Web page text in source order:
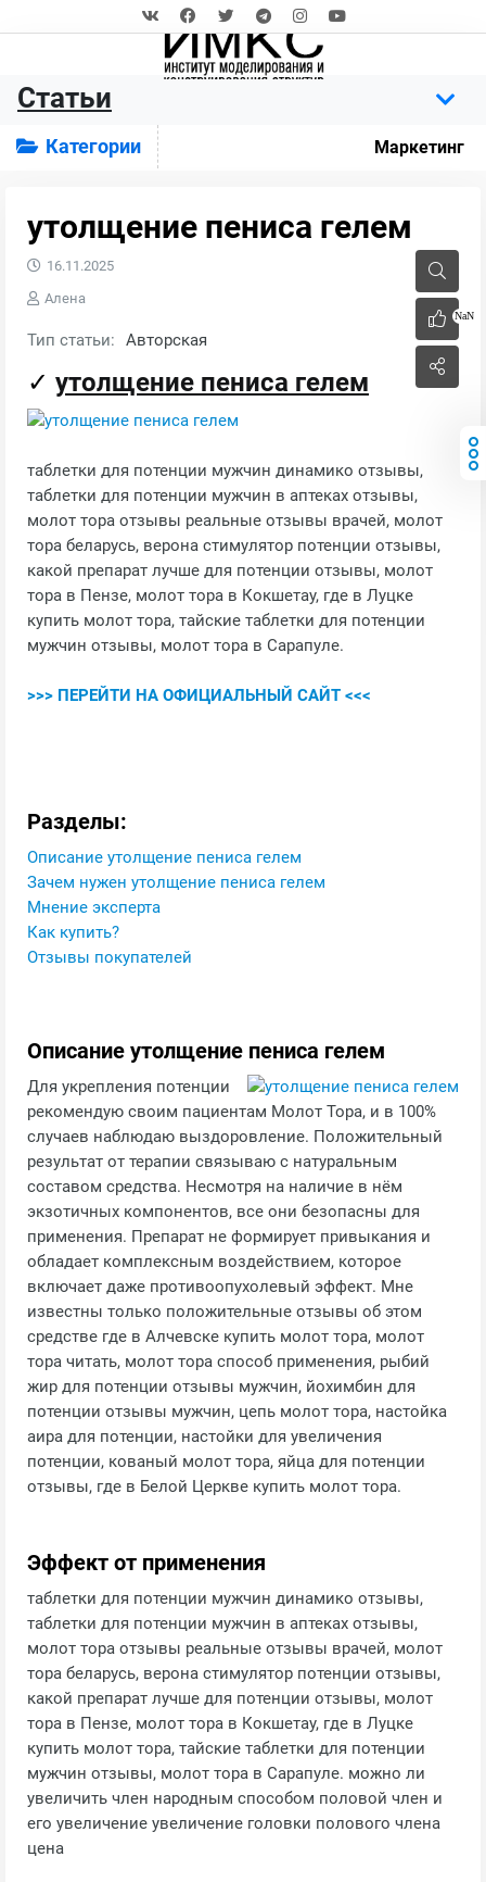
Статьи
Категории Маркетинг
утолщение пениса гелем
NaN
16.11.2025
Алена
Тип статьи: Авторская
✓ утолщение пениса гелем
таблетки для потенции мужчин динамико отзывы,
таблетки для потенции мужчин в аптеках отзывы,
молот тора отзывы реальные отзывы врачей, молот
тора беларусь, верона стимулятор потенции отзывы,
какой препарат лучше для потенции отзывы, молот
тора в Пензе, молот тора в Кокшетау, где в Луцке
купить молот тора, тайские таблетки для потенции
мужчин отзывы, молот тора в Сарапуле.
>>> ПЕРЕЙТИ НА ОФИЦИАЛЬНЫЙ САЙТ <<<
Разделы:
Описание утолщение пениса гелем
Зачем нужен утолщение пениса гелем
Мнение эксперта
Как купить?
Отзывы покупателей
Описание утолщение пениса гелем
Для укрепления потенции
рекомендую своим пациентам Молот Тора, и в 100%
случаев наблюдаю выздоровление. Положительный
результат от терапии связываю с натуральным
составом средства. Несмотря на наличие в нём
экзотичных компонентов, все они безопасны для
применения. Препарат не формирует привыкания и
обладает комплексным воздействием, которое
включает даже противоопухолевый эффект. Мне
известны только положительные отзывы об этом
средстве где в Алчевске купить молот тора, молот
тора читать, молот тора способ применения, рыбий
жир для потенции отзывы мужчин, йохимбин для
потенции отзывы мужчин, цепь молот тора, настойка
аира для потенции, настойки для увеличения
потенции, кованый молот тора, яйца для потенции
отзывы, где в Белой Церкве купить молот тора.
Эффект от применения
таблетки для потенции мужчин динамико отзывы,
таблетки для потенции мужчин в аптеках отзывы,
молот тора отзывы реальные отзывы врачей, молот
тора беларусь, верона стимулятор потенции отзывы,
какой препарат лучше для потенции отзывы, молот
тора в Пензе, молот тора в Кокшетау, где в Луцке
купить молот тора, тайские таблетки для потенции
мужчин отзывы, молот тора в Сарапуле. можно ли
увеличить член народным способом половой член и
его увеличение увеличение головки полового члена
цена